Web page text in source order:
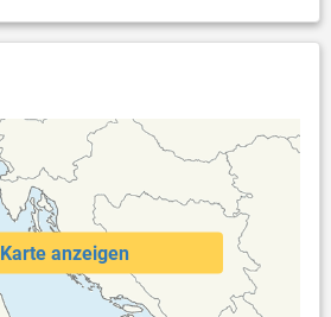
Karte anzeigen